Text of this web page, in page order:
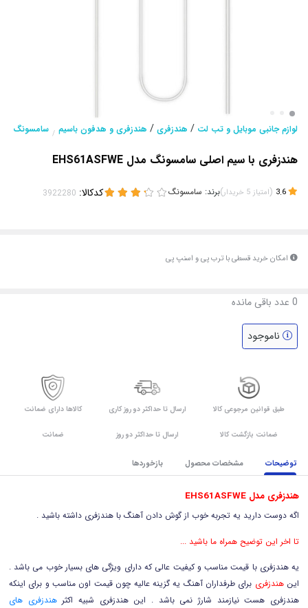
لوازم جانبی موبایل و تب لت / هندزفری / هندزفری و هدفون باسیم / سامسونگ
هندزفری با سیم اصلی سامسونگ مدل EHS61ASFWE
(امتیاز 5 خریدار)برند: سامسونگ کدکالا:
امکان خرید قسطی با ترب پی و اسنپ پی
0 عدد باقی مانده
ناموجود
طبق قوانین مرجوعی کالا
ضمانت بازگشت کالا
ارسال تا حداکثر دو روز کاری
ارسال تا حداکثر دو روز
کالاها دارای ضمانت
ضمانت
توضیحات مشخصات محصول بازخوردها
هندزفری مدل EHS61ASFWE
اگه دوست دارید یه تجربه خوب از گوش دادن آهنگ با هندزفری داشته باشید .
تا اخر این توضیح همراه ما باشید ...
یه هندزفری با قیمت مناسب و کیفیت عالی که دارای ویژگی های بسیار خوب می باشد .
اینهندزفری برای طرفداران آهنگ یه گزینه عالیه چون قیمت اون مناسب و برای اینکه
هندزفری هست نیازمند شارژ نمی باشد . این هندزفری شبیه اکثرهندزفری های